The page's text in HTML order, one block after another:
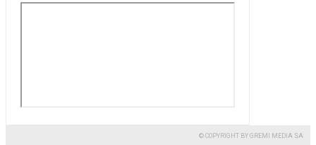
© COPYRIGHT BY GREMI MEDIA SA